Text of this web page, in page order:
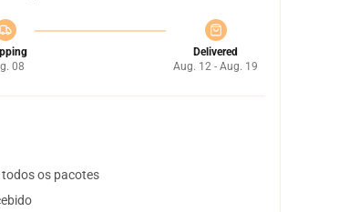
08
Delivered
Aug. 12 - Aug. 19
os pacotes